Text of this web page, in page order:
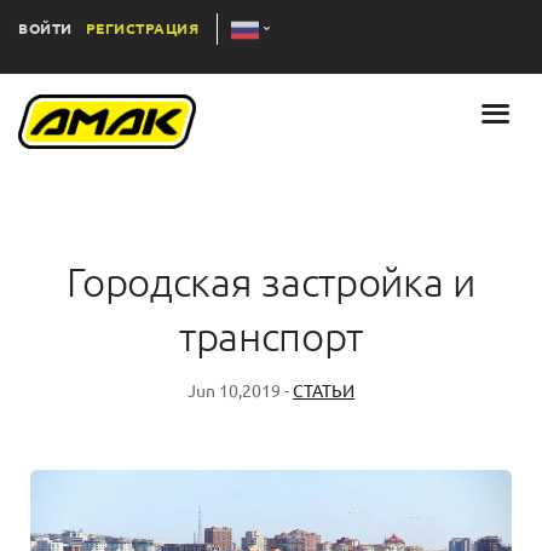
ВОЙТИ РЕГИСТРАЦИЯ
Городская застройка и
транспорт
Jun 10,2019 -СТАТЬИ